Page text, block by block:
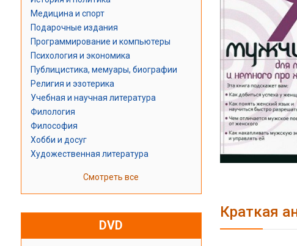
Медицина и спорт
Подарочные издания
Программирование и компьютеры
Психология и экономика
Публицистика, мемуары, биографии
Религия и эзотерика
Учебная и научная литература
Филология
Философия
Хобби и досуг
Художественная литература
Смотреть все
DVD
Краткая